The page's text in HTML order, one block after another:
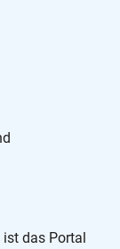
ist das Portal